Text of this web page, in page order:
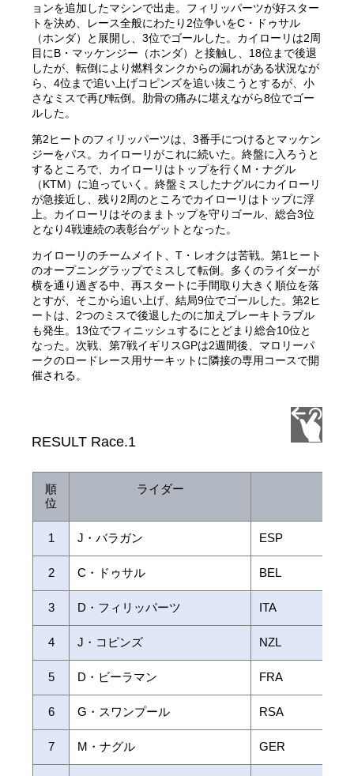
ョンを追加したマシンで出走。フィリッパーツが好スター
トを決め、レース全般にわたり2位争いをC・ドゥサル
（ホンダ）と展開し、3位でゴールした。カイローリは2周
目にB・マッケンジー（ホンダ）と接触し、18位まで後退
したが、転倒により燃料タンクからの漏れがある状況なが
ら、4位まで追い上げコピンズを追い抜こうとするが、小
さなミスで再び転倒。肋骨の痛みに堪えながら8位でゴー
ルした。
第2ヒートのフィリッパーツは、3番手につけるとマッケン
ジーをパス。カイローリがこれに続いた。終盤に入ろうと
するところで、カイローリはトップを行くM・ナグル
（KTM）に迫っていく。終盤ミスしたナグルにカイローリ
が急接近し、残り2周のところでカイローリはトップに浮
上。カイローリはそのままトップを守りゴール、総合3位
となり4戦連続の表彰台ゲットとなった。
カイローリのチームメイト、T・レオクは苦戦。第1ヒート
のオープニングラップでミスして転倒。多くのライダーが
横を通り過ぎる中、再スタートに手間取り大きく順位を落
とすが、そこから追い上げ、結局9位でゴールした。第2ヒ
ートは、2つのミスで後退したのに加えブレーキトラブル
も発生。13位でフィニッシュするにとどまり総合10位と
なった。次戦、第7戦イギリスGPは2週間後、マロリーパ
ークのロードレース用サーキットに隣接の専用コースで開
催される。
RESULT Race.1
順
位
ライダー
1 J・バラガン ESP
2 C・ドゥサル BEL
3 D・フィリッパーツ ITA
4 J・コピンズ NZL
5 D・ビーラマン FRA
6 G・スワンプール RSA
7 M・ナグル GER